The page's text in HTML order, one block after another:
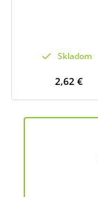
Skladom
2,62 €